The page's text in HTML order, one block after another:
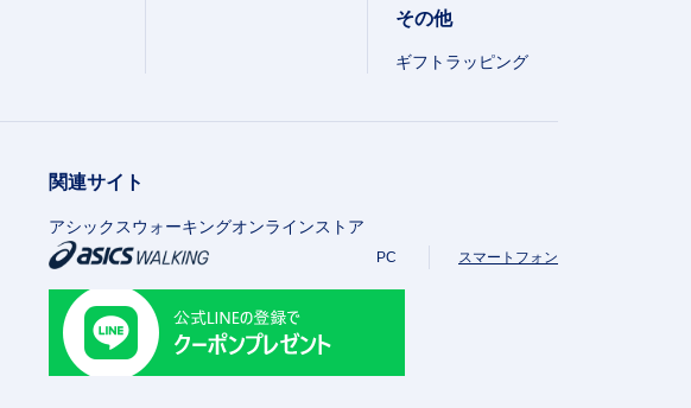
その他
ギフトラッピング
関連サイト
アシックスウォーキングオンラインストア
PC スマートフォン